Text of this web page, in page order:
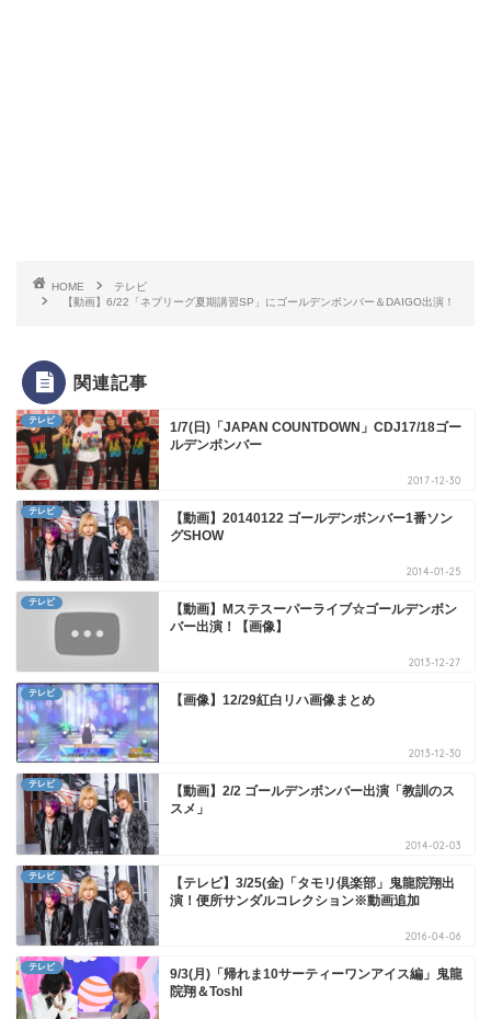
HOME
テレビ
【動画】6/22「ネプリーグ夏期講習SP」にゴールデンボンバー＆DAIGO出演！
関連記事
テレビ
1/7(日)「JAPAN COUNTDOWN」CDJ17/18ゴー
ルデンボンバー
2017-12-30
テレビ
【動画】20140122 ゴールデンボンバー1番ソン
グSHOW
2014-01-25
テレビ
【動画】Mステスーパーライブ☆ゴールデンボン
バー出演！【画像】
2013-12-27
テレビ 【画像】12/29紅白リハ画像まとめ
2013-12-30
テレビ
【動画】2/2 ゴールデンボンバー出演「教訓のス
スメ」
2014-02-03
テレビ
【テレビ】3/25(金)「タモリ倶楽部」鬼龍院翔出
演！便所サンダルコレクション※動画追加
2016-04-06
テレビ
9/3(月)「帰れま10サーティーワンアイス編」鬼龍
院翔＆Toshl